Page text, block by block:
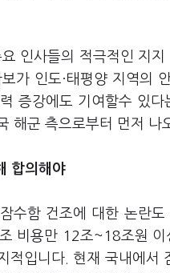
인사들의 적극적인 지
가 인도·태평양 지역의
증강에도 기여할수 있
해군 측으로부터 먼저 나
합의해야
수함 건조에 대한 논란
비용만 12조~18조원
적입니다. 현재 국내에서